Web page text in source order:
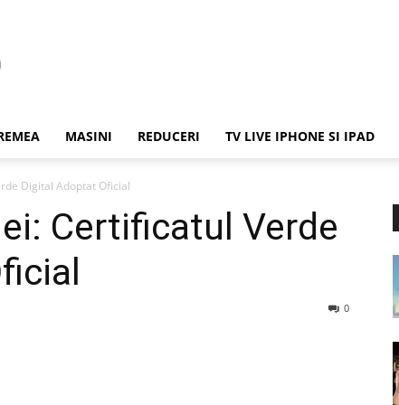
MASINI REDUCERI TV LIVE IPHONE SI IPAD
Digital Adoptat Oficial
Certificatul Verde
0